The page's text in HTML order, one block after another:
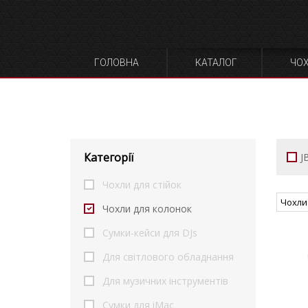
ГОЛОВНА КАТАЛОГ
Категорії
Чохли для стійок
Чохли для колонок
Сумки-кейси для DJs
Для світлового обладнання
Для музичних інструментів
Сумки для iMac
накидка COVER для EV TX-1152